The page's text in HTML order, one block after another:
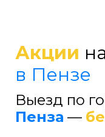
Акции
в Пензе
Выезд по
Пенза —